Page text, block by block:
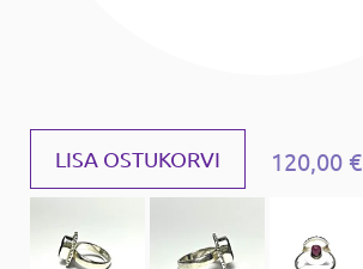
LISA OSTUKORVI 120,00 €